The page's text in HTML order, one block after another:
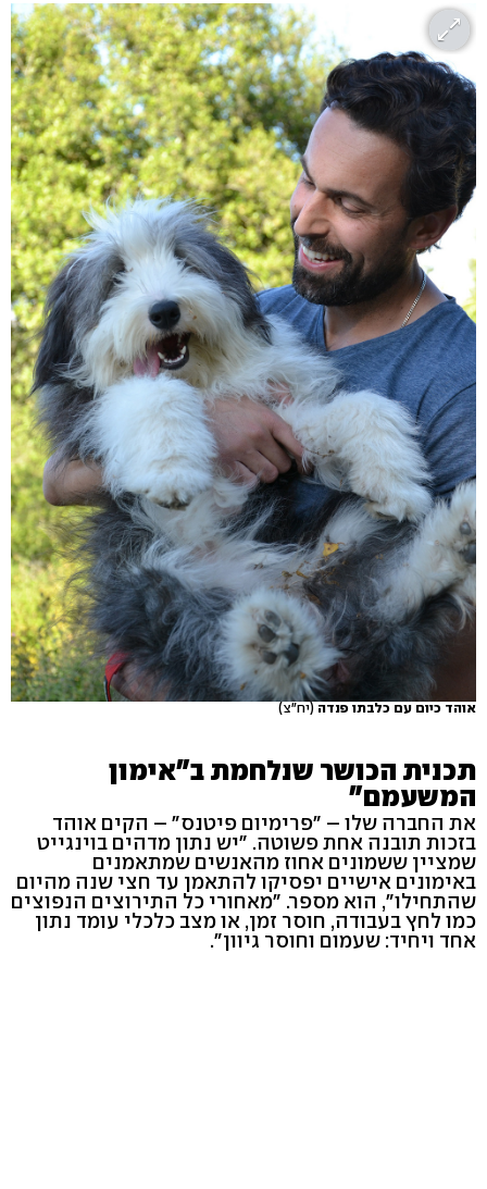
אוהד כיום עם כלבתו פנדה (יח"צ)
תכנית הכושר שנלחמת ב"אימון
המשעמם"
את החברה שלו – "פרימיום פיטנס" – הקים אוהד
בזכות תובנה אחת פשוטה. "יש נתון מדהים בוינגייט
שמציין ששמונים אחוז מהאנשים שמתאמנים
באימונים אישיים יפסיקו להתאמן עד חצי שנה מהיום
שהתחילו", הוא מספר. "מאחורי כל התירוצים הנפוצים
כמו לחץ בעבודה, חוסר זמן, או מצב כלכלי עומד נתון
אחד ויחיד: שעמום וחוסר גיוון".